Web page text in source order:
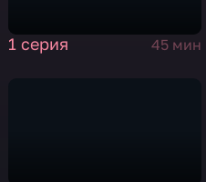
1 серия 45 мин